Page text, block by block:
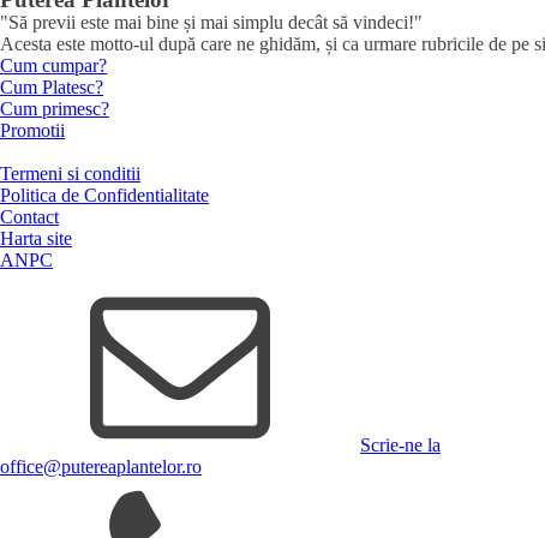
"Să previi este mai bine și mai simplu decât să vindeci!"
Acesta este motto-ul după care ne ghidăm, și ca urmare rubricile de
Cum cumpar?
Cum Platesc?
Cum primesc?
Promotii
Termeni si conditii
Politica de Confidentialitate
Contact
Harta site
ANPC
Scrie-ne la
office@putereaplantelor.ro